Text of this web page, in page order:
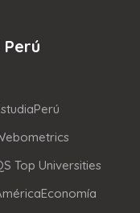
Top Universities